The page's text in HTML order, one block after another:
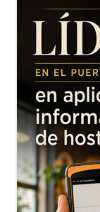
principal